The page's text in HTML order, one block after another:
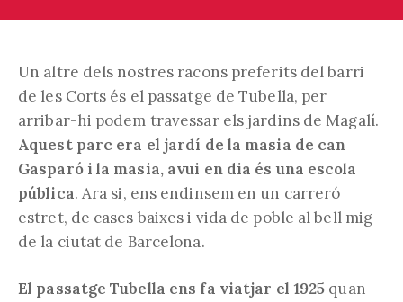
Un altre dels nostres racons preferits del barri
de les Corts és el passatge de Tubella, per
arribar-hi podem travessar els jardins de Magalí.
Aquest parc era el jardí de la masia de can
Gasparó i la masia, avui en dia és una escola
pública. Ara si, ens endinsem en un carreró
estret, de cases baixes i vida de poble al bell mig
de la ciutat de Barcelona.
El passatge Tubella ens fa viatjar el 1925 quan